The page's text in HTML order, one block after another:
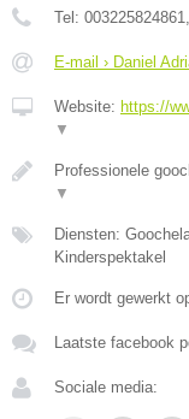
Tel: 003225824861
E-mail › Daniel
Website: https://
▼
Professionele
▼
Diensten:
Kinderspektakel
Er wordt gewerkt
Laatste facebook
Sociale media: